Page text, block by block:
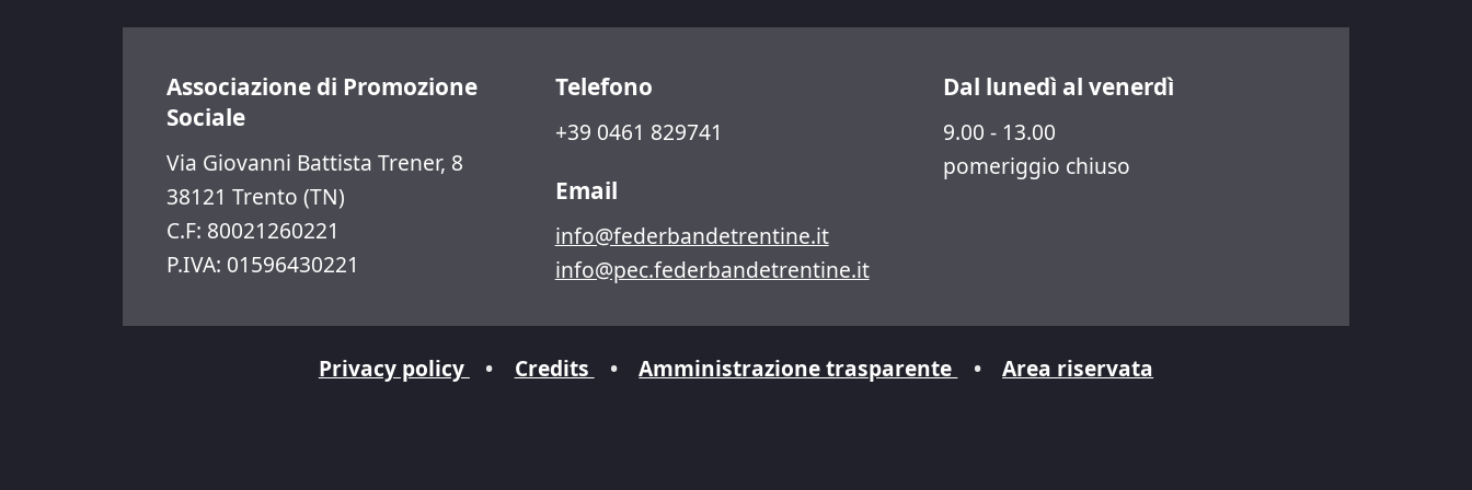
Associazione di Promozione
Sociale
Via Giovanni Battista Trener, 8
38121 Trento (TN)
C.F: 80021260221
P.IVA: 01596430221
Telefono
+39 0461 829741
Email
info@federbandetrentine.it
info@pec.federbandetrentine.it
Dal lunedì al venerdì
9.00 - 13.00
pomeriggio chiuso
Privacy policy • Credits • Amministrazione trasparente • Area riservata